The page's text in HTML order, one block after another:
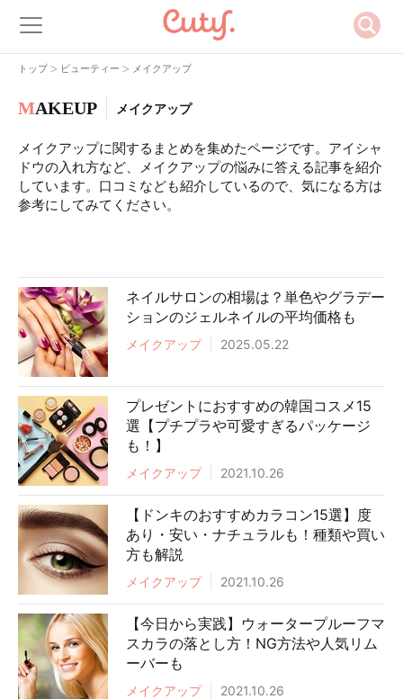
トップ > ビューティー > メイクアップ
MAKEUP メイクアップ
メイクアップに関するまとめを集めたページです。アイシャ
ドウの入れ方など、メイクアップの悩みに答える記事を紹介
しています。口コミなども紹介しているので、気になる方は
参考にしてみてください。
ネイルサロンの相場は？単色やグラデー
ションのジェルネイルの平均価格も
メイクアップ 2025.05.22
プレゼントにおすすめの韓国コスメ15
選【プチプラや可愛すぎるパッケージ
も！】
メイクアップ 2021.10.26
【ドンキのおすすめカラコン15選】度
あり・安い・ナチュラルも！種類や買い
方も解説
メイクアップ 2021.10.26
【今日から実践】ウォータープルーフマ
スカラの落とし方！NG方法や人気リム
ーバーも
メイクアップ 2021.10.26